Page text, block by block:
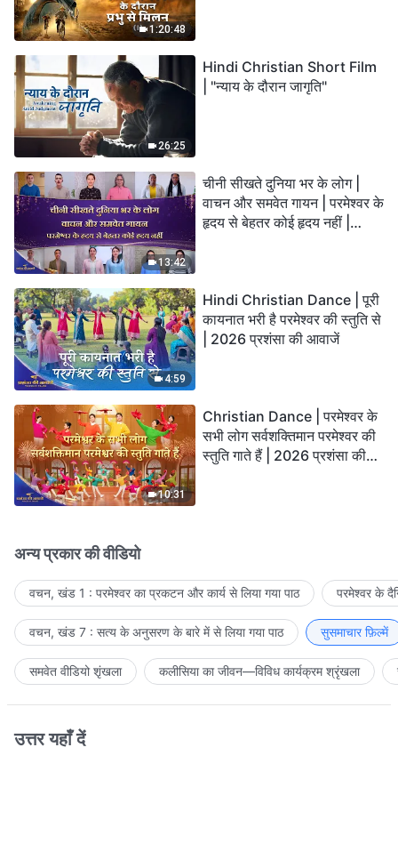
1:20:48
26:25
Hindi Christian Short Film
| "न्याय के दौरान जागृति"
13:42
चीनी सीखते दुनिया भर के लोग |
वाचन और समवेत गायन | परमेश्वर के
हृदय से बेहतर कोई हृदय नहीं |
4:59
Hindi Christian Dance | पूरी
कायनात भरी है परमेश्वर की स्तुति से
| 2026 प्रशंसा की आवाजें
10:31
Christian Dance | परमेश्वर के
सभी लोग सर्वशक्तिमान परमेश्वर की
स्तुति गाते हैं | 2026 प्रशंसा की
अन्य प्रकार की वीडियो
वचन, खंड 1 : परमेश्वर का प्रकटन और कार्य से लिया गया पाठ परमेश्वर के
वचन, खंड 7 : सत्य के अनुसरण के बारे में से लिया गया पाठ सुसमाचार फ़िल्में
समवेत वीडियो शृंखला कलीसिया का जीवन—विविध कार्यक्रम श्रृंखला
उत्तर यहाँ दें